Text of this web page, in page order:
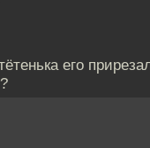
его